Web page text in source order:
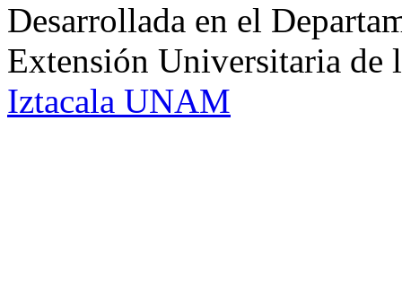
Desarrollada en el
Extensión Universitaria
Iztacala UNAM